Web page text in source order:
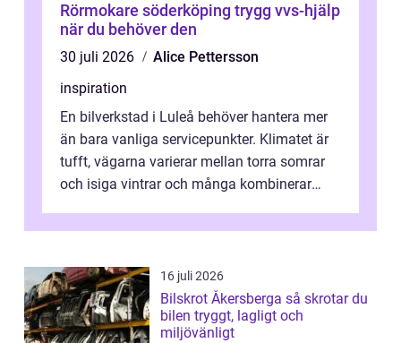
Rörmokare söderköping trygg vvs-hjälp
när du behöver den
30 juli 2026
Alice Pettersson
inspiration
En bilverkstad i Luleå behöver hantera mer
än bara vanliga servicepunkter. Klimatet är
tufft, vägarna varierar mellan torra somrar
och isiga vintrar och många kombinerar
16 juli 2026
Bilskrot Åkersberga så skrotar du
bilen tryggt, lagligt och
miljövänligt